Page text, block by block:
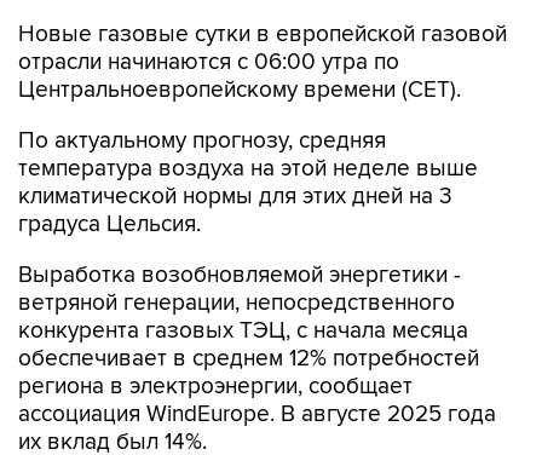
Новые газовые сутки в европейской газовой
отрасли начинаются c 06:00 утра по
Центральноевропейскому времени (CET).
По актуальному прогнозу, средняя
температура воздуха на этой неделе выше
климатической нормы для этих дней на 3
градуса Цельсия.
Выработка возобновляемой энергетики -
ветряной генерации, непосредственного
конкурента газовых ТЭЦ, с начала месяца
обеспечивает в среднем 12% потребностей
региона в электроэнергии, сообщает
ассоциация WindEurope. В августе 2025 года
их вклад был 14%.